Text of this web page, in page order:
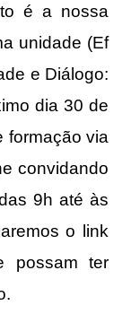
é a nossa
unidade (Ef
e Diálogo:
dia 30 de
formação via
convidando
9h até às
o link
possam ter